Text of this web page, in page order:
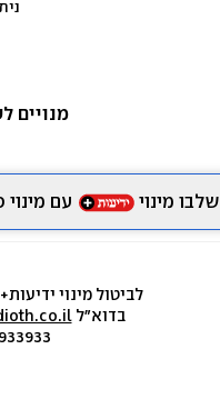
מנויים
שלבו מינוי עם
לביטול מינוי
בדוא״ל
6933933 או בפקס 03-6933999 | ידיעות מינויים